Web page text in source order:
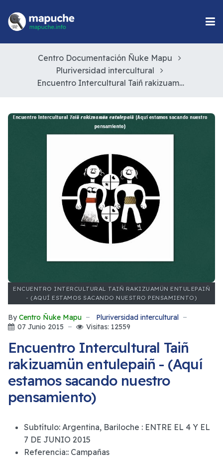
Centro Documentación Ñuke Mapu
Pluriversidad intercultural
Encuentro Intercultural Taiñ rakizuamün entulepaiñ - (Aquí estamos sacando nuestro pensamiento)
ENCUENTRO INTERCULTURAL TAIÑ RAKIZUAMÜN ENTULEPAIÑ
- (AQUÍ ESTAMOS SACANDO NUESTRO PENSAMIENTO)
By Centro Ñuke Mapu
Pluriversidad intercultural
07 Junio 2015
Visitas: 12559
Encuentro Intercultural Taiñ
rakizuamün entulepaiñ - (Aquí
estamos sacando nuestro
pensamiento)
Subtítulo: Argentina, Bariloche : ENTRE EL 4 Y EL
7 DE JUNIO 2015
Referencia:: Campañas